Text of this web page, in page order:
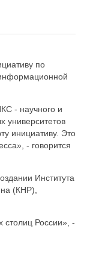
по
- научного и
университетов
инициативу. Это
- говорится
Института
(КНР),
столиц России», -